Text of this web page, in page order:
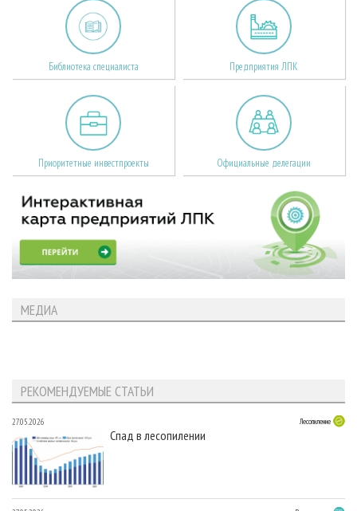
Библиотека специалиста Предприятия ЛПК
Приоритетные инвестпроекты Официальные делегации
МЕДИА
РЕКОМЕНДУЕМЫЕ СТАТЬИ
27.05.2026 Лесопиление
Спад в лесопилении